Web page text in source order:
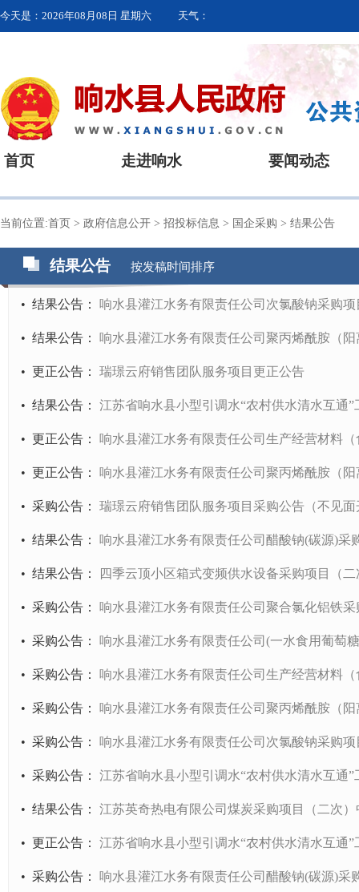
今天是： 2026年08月08日 星期六 天气：
首页 走进响水 要闻动态
当前位置:首页 > 政府信息公开 > 招投标信息 > 国企采购 > 结果公告
结果公告 按发稿时间排序
• 结果公告 ： 响水县灌江水务有限责任公司次氯酸钠采购
• 结果公告 ： 响水县灌江水务有限责任公司聚丙烯酰胺（
• 更正公告 ： 瑞璟云府销售团队服务项目更正公告
• 结果公告 ： 江苏省响水县小型引调水“农村供水清水互通
• 更正公告 ： 响水县灌江水务有限责任公司生产经营材料
• 更正公告 ： 响水县灌江水务有限责任公司聚丙烯酰胺（
• 采购公告 ： 瑞璟云府销售团队服务项目采购公告（不见面
• 结果公告 ： 响水县灌江水务有限责任公司醋酸钠(碳源)采
• 结果公告 ： 四季云顶小区箱式变频供水设备采购项目（
• 采购公告 ： 响水县灌江水务有限责任公司聚合氯化铝铁
• 采购公告 ： 响水县灌江水务有限责任公司(一水食用葡萄
• 采购公告 ： 响水县灌江水务有限责任公司生产经营材料
• 采购公告 ： 响水县灌江水务有限责任公司聚丙烯酰胺（
• 采购公告 ： 响水县灌江水务有限责任公司次氯酸钠采购
• 采购公告 ： 江苏省响水县小型引调水“农村供水清水互通
• 结果公告 ： 江苏英奇热电有限公司煤炭采购项目（二次
• 更正公告 ： 江苏省响水县小型引调水“农村供水清水互通
• 采购公告 ： 响水县灌江水务有限责任公司醋酸钠(碳源)采